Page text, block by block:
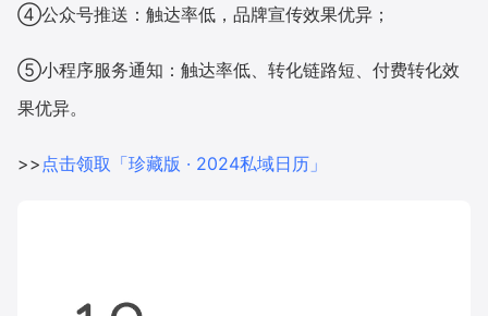
增长俱乐部
认证服务商
④公众号推送：触达率低，品牌宣传效果优异；
⑤小程序服务通知：触达率低、转化链路短、付费转化效
果优异。
>> 点击领取「珍藏版 · 2024私域日历」